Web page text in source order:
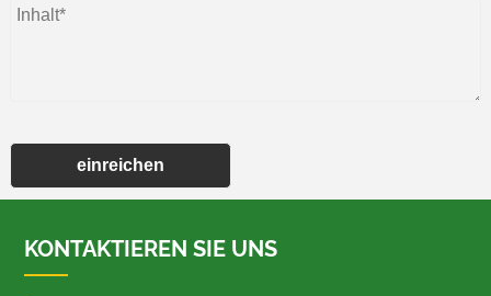
einreichen
KONTAKTIEREN SIE UNS